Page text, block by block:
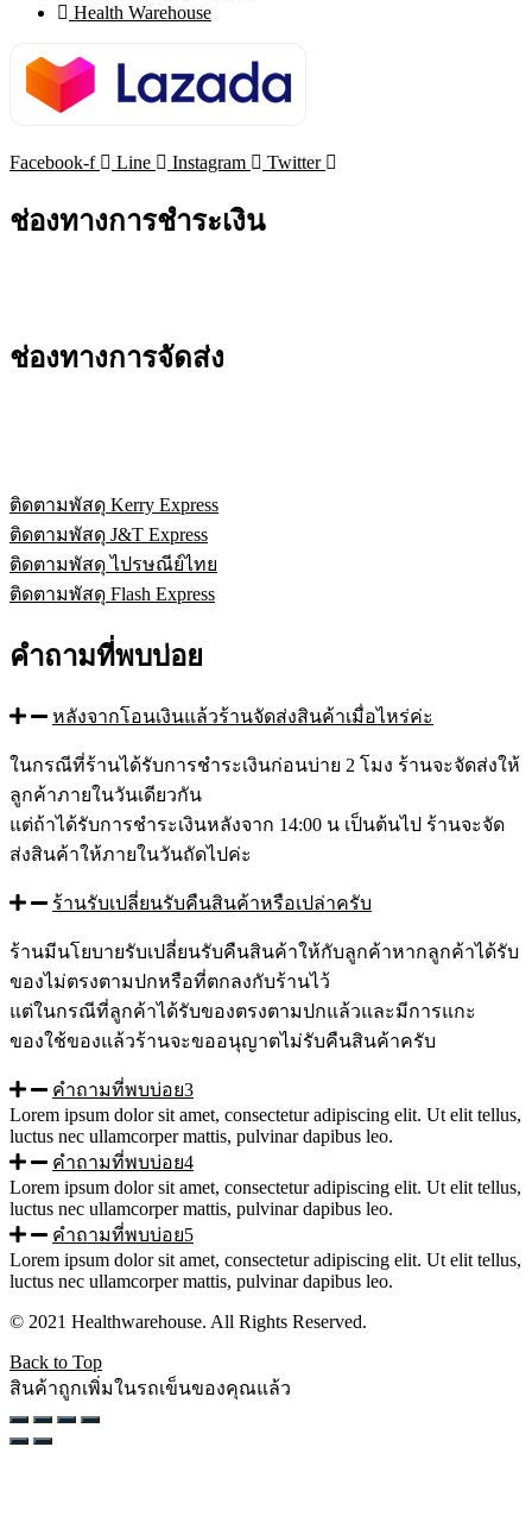
Health Warehouse
Facebook-f Line Instagram Twitter
ช่องทางการชำระเงิน
ช่องทางการจัดส่ง
ติดตามพัสดุ Kerry Express
ติดตามพัสดุ J&T Express
ติดตามพัสดุ ไปรษณีย์ไทย
ติดตามพัสดุ Flash Express
คำถามที่พบบ่อย
หลังจากโอนเงินแล้วร้านจัดส่งสินค้าเมื่อไหร่ค่ะ
ในกรณีที่ร้านได้รับการชำระเงินก่อนบ่าย 2 โมง ร้านจะจัดส่งให้
ลูกค้าภายในวันเดียวกัน
แต่ถ้าได้รับการชำระเงินหลังจาก 14:00 น เป็นต้นไป ร้านจะจัด
ส่งสินค้าให้ภายในวันถัดไปค่ะ
ร้านรับเปลี่ยนรับคืนสินค้าหรือเปล่าครับ
ร้านมีนโยบายรับเปลี่ยนรับคืนสินค้าให้กับลูกค้าหากลูกค้าได้รับ
ของไม่ตรงตามปกหรือที่ตกลงกับร้านไว้
แต่ในกรณีที่ลูกค้าได้รับของตรงตามปกแล้วและมีการแกะ
ของใช้ของแล้วร้านจะขออนุญาตไม่รับคืนสินค้าครับ
คำถามที่พบบ่อย3
Lorem ipsum dolor sit amet, consectetur adipiscing elit. Ut elit tellus,
luctus nec ullamcorper mattis, pulvinar dapibus leo.
คำถามที่พบบ่อย4
Lorem ipsum dolor sit amet, consectetur adipiscing elit. Ut elit tellus,
luctus nec ullamcorper mattis, pulvinar dapibus leo.
คำถามที่พบบ่อย5
Lorem ipsum dolor sit amet, consectetur adipiscing elit. Ut elit tellus,
luctus nec ullamcorper mattis, pulvinar dapibus leo.
© 2021 Healthwarehouse. All Rights Reserved.
Back to Top
สินค้าถูกเพิ่มในรถเข็นของคุณแล้ว